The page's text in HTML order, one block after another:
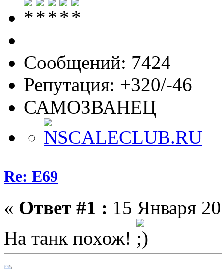
Сообщений: 7424
Репутация: +320/-46
САМОЗВАНЕЦ
Re: E69
« Ответ #1 : 15 Января
На танк похож!